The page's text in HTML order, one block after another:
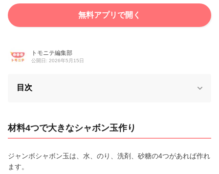
無料アプリで開く
トモニテ編集部
公開日: 2026年5月15日
目次
材料4つで大きなシャボン玉作り
ジャンボシャボン玉は、水、のり、洗剤、砂糖の4つがあれば作れ
ます。